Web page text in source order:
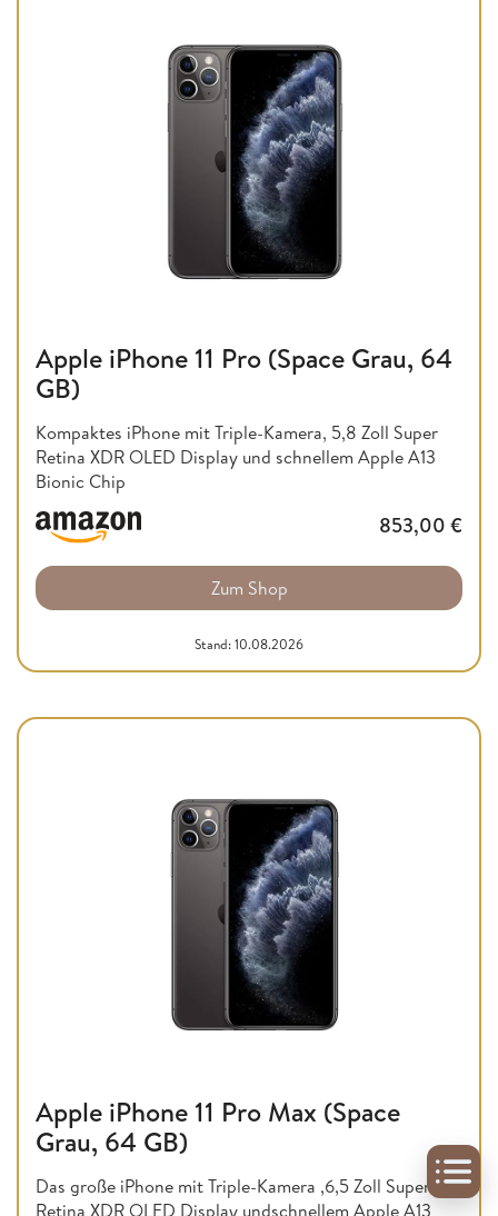
Apple iPhone 11 Pro (Space Grau, 64
GB)
Kompaktes iPhone mit Triple-Kamera, 5,8 Zoll Super
Retina XDR OLED Display und schnellem Apple A13
Bionic Chip
853,00 €
Zum Shop
Stand: 10.08.2026
Apple iPhone 11 Pro Max (Space
Grau, 64 GB)
Das große iPhone mit Triple-Kamera ,6,5 Zoll Super
Retina XDR OLED Display undschnellem Apple A13